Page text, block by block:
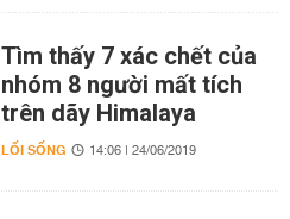
Tìm thấy 7 xác chết của
nhóm 8 người mất tích
trên dãy Himalaya
LỐI SỐNG 14:06 | 24/06/2019